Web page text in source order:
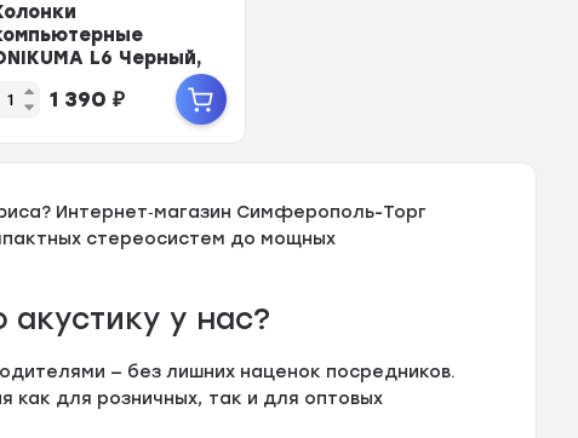
L6 Черный,
Bluetooth, mini Ja...
1 390 ₽
Интернет‑магазин Симферополь-Торг
стереосистем до мощных
у нас?
— без лишних наценок посредников.
как для розничных, так и для оптовых